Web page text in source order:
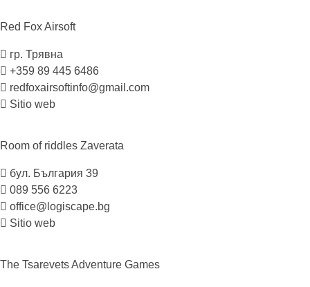
Red FoxAirsoft
гр. Трявна
+359 89 445 6486
redfoxairsoftinfo@gmail.com
Sitio web
Room of riddles Zaverata
бул. България 39
089 556 6223
office@logiscape.bg
Sitio web
The Tsarevets Adventure Games